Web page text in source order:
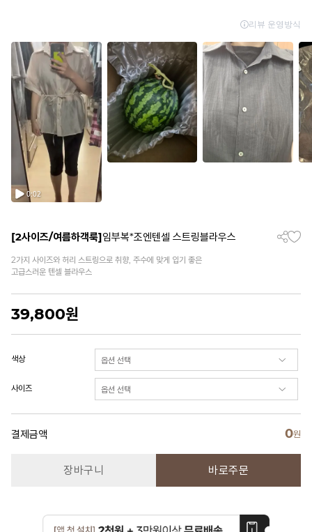
[2사이즈/여름하객룩]임부복*조엔텐셀 스트링블라우스
2가지 사이즈와 허리 스트링으로 취향, 주수에 맞게 입기 좋은
고급스러운 텐셀 블라우스
39,800원
색상
사이즈
결제금액 0원
장바구니 바로주문